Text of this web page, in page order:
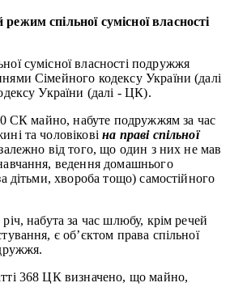
спільної сумісної власності
сумісної власності подружжя
Сімейного кодексу України (далі
України (далі - ЦК).
СК майно, набуте подружжям за час
та чоловіковіна праві спільної
від того, що один з них не мав
ведення домашнього
дітьми, хвороба тощо) самостійного
набута за час шлюбу, крім речей
є об’єктом права спільної
368 ЦК визначено, що майно,